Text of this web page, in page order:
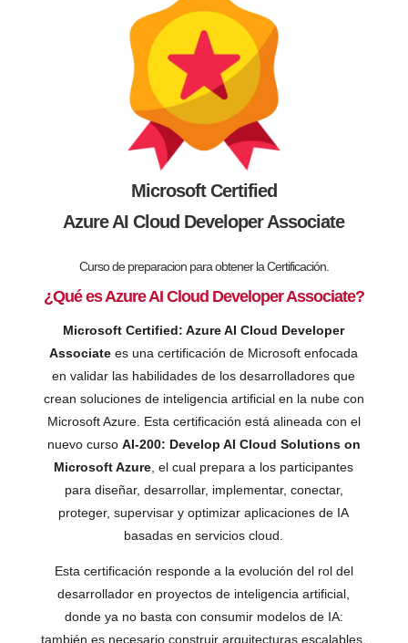
Microsoft Certified
Azure AI Cloud Developer Associate
Curso de preparacion para obtener la Certificación.
¿Qué es Azure AI Cloud Developer Associate?
Microsoft Certified: Azure AI Cloud Developer
Associate es una certificación de Microsoft enfocada
en validar las habilidades de los desarrolladores que
crean soluciones de inteligencia artificial en la nube con
Microsoft Azure. Esta certificación está alineada con el
nuevo curso AI-200: Develop AI Cloud Solutions on
Microsoft Azure, el cual prepara a los participantes
para diseñar, desarrollar, implementar, conectar,
proteger, supervisar y optimizar aplicaciones de IA
basadas en servicios cloud.
Esta certificación responde a la evolución del rol del
desarrollador en proyectos de inteligencia artificial,
donde ya no basta con consumir modelos de IA:
también es necesario construir arquitecturas escalables,